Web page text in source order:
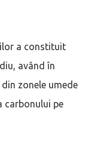
a constituit
având în
zonele umede
carbonului pe